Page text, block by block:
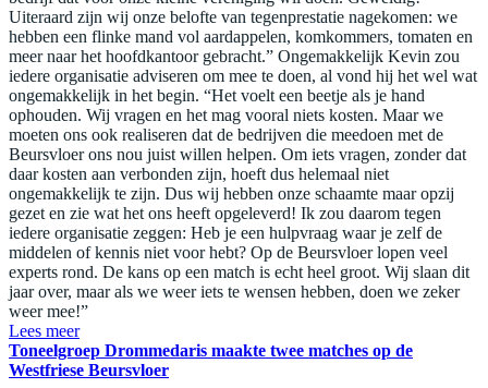
Uiteraard zijn wij onze belofte van tegenprestatie nagekomen: we
hebben een flinke mand vol aardappelen, komkommers, tomaten en
meer naar het hoofdkantoor gebracht.” Ongemakkelijk Kevin zou
iedere organisatie adviseren om mee te doen, al vond hij het wel wat
ongemakkelijk in het begin. “Het voelt een beetje als je hand
ophouden. Wij vragen en het mag vooral niets kosten. Maar we
moeten ons ook realiseren dat de bedrijven die meedoen met de
Beursvloer ons nou juist willen helpen. Om iets vragen, zonder dat
daar kosten aan verbonden zijn, hoeft dus helemaal niet
ongemakkelijk te zijn. Dus wij hebben onze schaamte maar opzij
gezet en zie wat het ons heeft opgeleverd! Ik zou daarom tegen
iedere organisatie zeggen: Heb je een hulpvraag waar je zelf de
middelen of kennis niet voor hebt? Op de Beursvloer lopen veel
experts rond. De kans op een match is echt heel groot. Wij slaan dit
jaar over, maar als we weer iets te wensen hebben, doen we zeker
weer mee!”
Lees meer
Toneelgroep Drommedaris maakte twee matches op de
Westfriese Beursvloer